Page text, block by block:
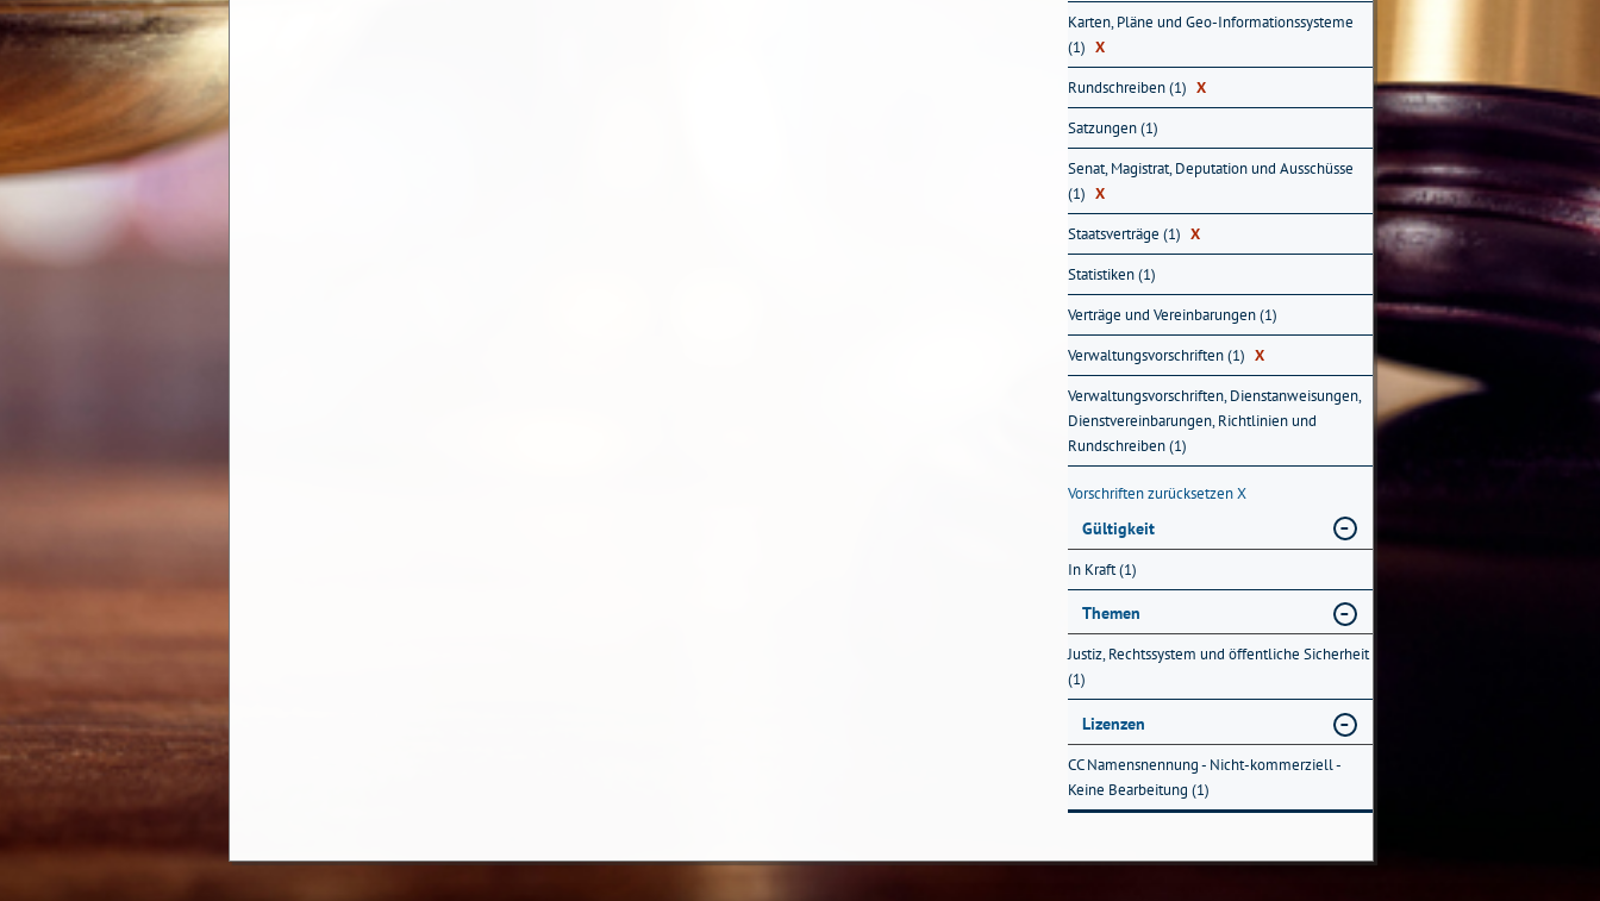
Karten, Pläne und Geo-Informationssysteme
(1) X
Rundschreiben (1) X
Satzungen (1)
Senat, Magistrat, Deputation und Ausschüsse
(1) X
Staatsverträge (1) X
Statistiken (1)
Verträge und Vereinbarungen (1)
Verwaltungsvorschriften (1) X
Verwaltungsvorschriften, Dienstanweisungen,
Dienstvereinbarungen, Richtlinien und
Rundschreiben (1)
Vorschriften zurücksetzenX
Gültigkeit
In Kraft (1)
Themen
Justiz, Rechtssystem und öffentliche Sicherheit
(1)
Lizenzen
CC Namensnennung - Nicht-kommerziell -
Keine Bearbeitung (1)